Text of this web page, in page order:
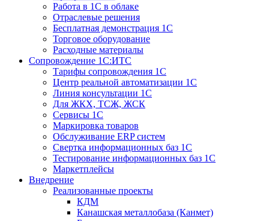
Работа в 1С в облаке
Отраслевые решения
Бесплатная демонстрация 1С
Торговое оборудование
Расходные материалы
Сопровождение 1С:ИТС
Тарифы сопровождения 1С
Центр реальной автоматизации 1С
Линия консультации 1С
Для ЖКХ, ТСЖ, ЖСК
Сервисы 1С
Маркировка товаров
Обслуживание ERP систем
Свертка информационных баз 1С
Тестирование информационных баз 1С
Маркетплейсы
Внедрение
Реализованные проекты
КДМ
Канашская металлобаза (Канмет)